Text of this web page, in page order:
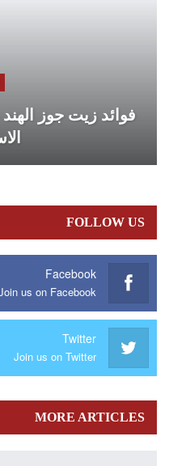
فوائد زيت جوز
FOLLOW US
Facebook
us on Facebook
Twitter
Join us on Twitter
MORE ARTICLES